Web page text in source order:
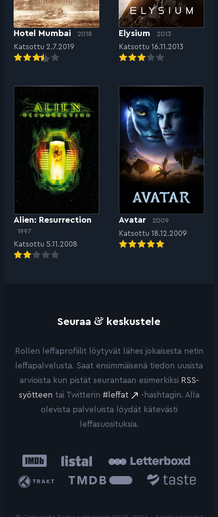
Hotel Mumbai 2018
Katsottu 2.7.2019
Elysium 2013
Katsottu 16.11.2013
Alien: Resurrection
1997
Katsottu 5.11.2008
Avatar 2009
Katsottu 18.12.2009
Seuraa & keskustele
Rollen leffaprofiilit löytyvät lähes jokaisesta netin
leffapalvelusta. Saat ensimmäisenä tiedon uusista
arvioista kun pistät seurantaan esimerkiksi RSS-
syötteen tai Twitterin #leffat
-hashtagin. Alla
olevista palveluista löydät kätevästi
leffasuosituksia.
IMDb Listal
Trakt